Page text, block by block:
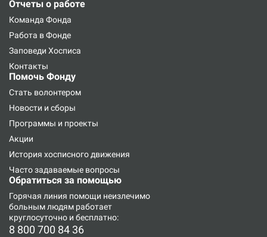
Отчеты о работе
Команда Фонда
Работа в Фонде
Заповеди Хосписа
Контакты
Помочь Фонду
Стать волонтером
Новости и сборы
Программы и проекты
Акции
История хосписного движения
Часто задаваемые вопросы
Обратиться за помощью
Горячая линия помощи неизлечимо
больным людям работает
круглосуточно и бесплатно:
8 800 700 84 36